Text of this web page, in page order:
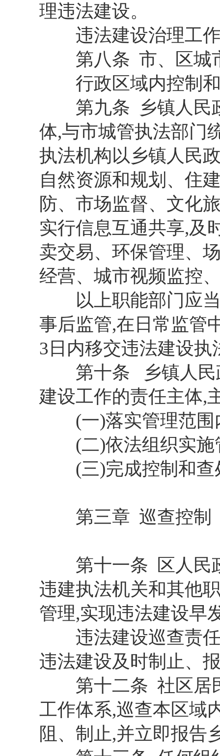
理违法建设。
违法建设治理工作
第八条 市、区城市
行政区域内控制和
第九条 乡镇人民政
体,与市城管执法部门
执法机构以乡镇人民
自然资源和规划、住
防、市场监督、文化
实行信息互通共享,及
卖交易、环保管理、
经营、城市视频监控
以上职能部门应当
事后监管,在日常监管
3日内移交违法建设执
第十条 乡镇人民政
建设工作的责任主体,
(一)落实管理范围
(二)依法组织实施
(三)完成控制和查
第三章 巡查控制
第十一条 区人民政
违建执法机关和其他
管理,实现违法建设早
违法建设巡查责任
违法建设及时制止、
第十二条 社区居民
工作体系,巡查本区域
阻、制止,并立即报告